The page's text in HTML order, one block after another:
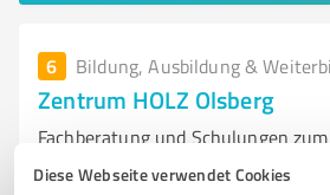
Diese Webseite verwendet Cookies
6 Bildung, Ausbildung &
Zentrum HOLZ Olsberg
Fachberatung und Schulungen
Zentrum HOLZ Olsberg